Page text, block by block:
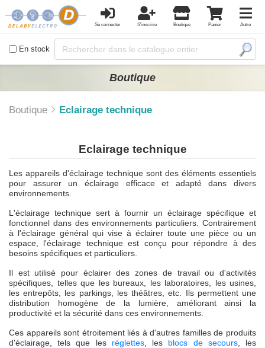
Se connecter S'inscrire Boutique Panier Autre
En stock
Boutique
Boutique Eclairage technique
Eclairage technique
Les appareils d'éclairage technique sont des éléments essentiels
pour assurer un éclairage efficace et adapté dans divers
environnements.
L'éclairage technique sert à fournir un éclairage spécifique et
fonctionnel dans des environnements particuliers. Contrairement
à l'éclairage général qui vise à éclairer toute une pièce ou un
espace, l'éclairage technique est conçu pour répondre à des
besoins spécifiques et particuliers.
Il est utilisé pour éclairer des zones de travail ou d'activités
spécifiques, telles que les bureaux, les laboratoires, les usines,
les entrepôts, les parkings, les théâtres, etc. Ils permettent une
distribution homogène de la lumière, améliorant ainsi la
productivité et la sécurité dans ces environnements.
Ces appareils sont étroitement liés à d'autres familles de produits
d'éclairage, tels que les réglettes, les blocs de secours, les